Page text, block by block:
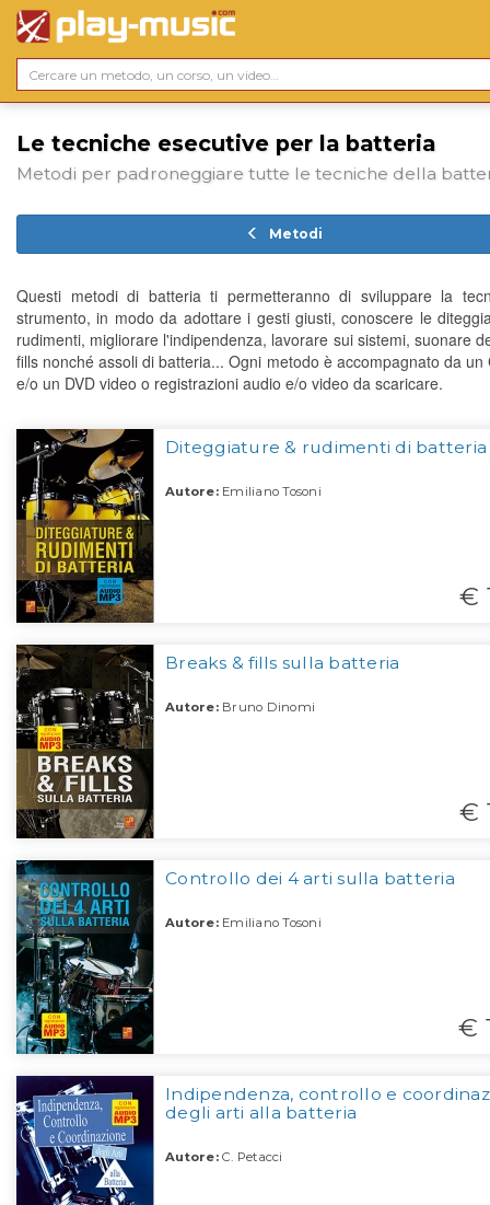
Le tecniche esecutive per la batteria
Metodi per padroneggiare tutte le tecniche della
Metodi
Questi metodi di batteria ti permetteranno di sviluppare la
strumento, in modo da adottare i gesti giusti, conoscere le
rudimenti, migliorare l'indipendenza, lavorare sui sistemi, suonare
fills nonché assoli di batteria... Ogni metodo è accompagnato da un
e/o un DVD video o registrazioni audio e/o video da scaricare.
Diteggiature & rudimenti di batteria
Autore:Emiliano Tosoni
€
Breaks & fills sulla batteria
Autore:Bruno Dinomi
€
Controllo dei 4 arti sulla batteria
Autore:Emiliano Tosoni
€
Indipendenza, controllo e
degli arti alla batteria
Autore:C. Petacci